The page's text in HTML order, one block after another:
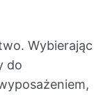
Wybierając
do